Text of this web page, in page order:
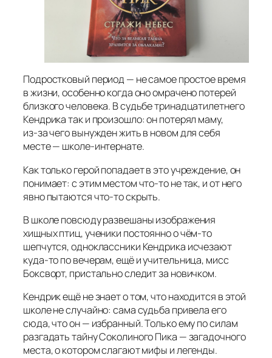
Подростковый период — не самое простое время
в жизни, особенно когда оно омрачено потерей
близкого человека. В судьбе тринадцатилетнего
Кендрика так и произошло: он потерял маму,
из‑за чего вынужден жить в новом для себя
месте — школе‑интернате.
Как только герой попадает в это учреждение, он
понимает: с этим местом что‑то не так, и от него
явно пытаются что‑то скрыть.
В школе повсюду развешаны изображения
хищных птиц, ученики постоянно о чём‑то
шепчутся, одноклассники Кендрика исчезают
куда‑то по вечерам, ещё и учительница, мисс
Боксворт, пристально следит за новичком.
Кендрик ещё не знает о том, что находится в этой
школе не случайно: сама судьба привела его
сюда, что он — избранный. Только ему по силам
разгадать тайну Соколиного Пика — загадочного
места, о котором слагают мифы и легенды.